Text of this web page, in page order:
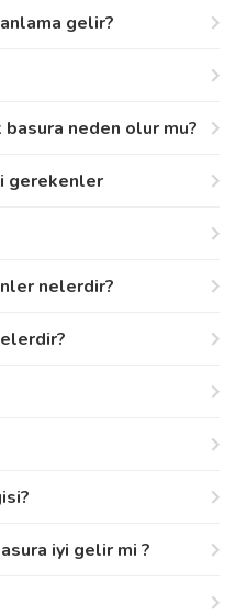
gelir?
neden olur mu?
gerekenler
nelerdir?
iyi gelir mi ?